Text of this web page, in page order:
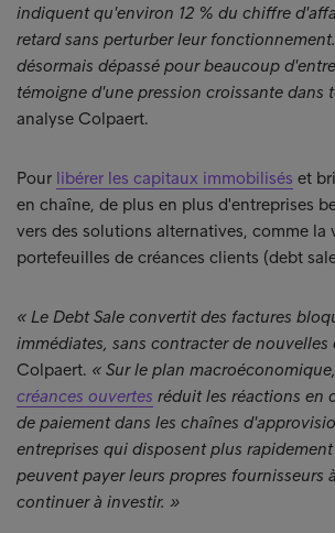
indiquent qu'environ 12 % du chiffre
retard sans perturber leur
désormais dépassé pour beaucoup
témoigne d'une pression croissante dans
analyse Colpaert.
Pour libérer les capitaux immobilisés et
en chaîne, de plus en plus d'entreprises
vers des solutions alternatives, comme la
portefeuilles de créances clients (debt
« Le Debt Sale convertit des factures
immédiates, sans contracter de nouvelles
Colpaert. « Sur le plan macroéconomique,
créances ouvertes réduit les réactions en
de paiement dans les chaînes
entreprises qui disposent plus
peuvent payer leurs propres fournisseurs
continuer à investir. »